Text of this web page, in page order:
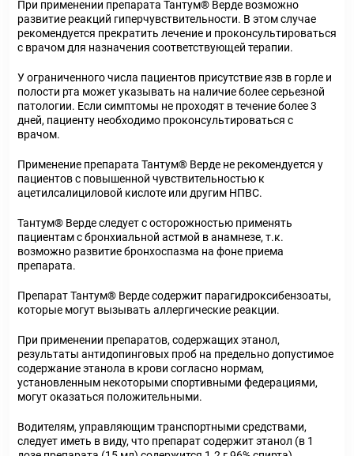
При применении препарата Тантум® Верде возможно
развитие реакций гиперчувствительности. В этом случае
рекомендуется прекратить лечение и проконсультироваться
с врачом для назначения соответствующей терапии.
У ограниченного числа пациентов присутствие язв в горле и
полости рта может указывать на наличие более серьезной
патологии. Если симптомы не проходят в течение более 3
дней, пациенту необходимо проконсультироваться с
врачом.
Применение препарата Тантум® Верде не рекомендуется у
пациентов с повышенной чувствительностью к
ацетилсалициловой кислоте или другим НПВС.
Тантум® Верде следует с осторожностью применять
пациентам с бронхиальной астмой в анамнезе, т.к.
возможно развитие бронхоспазма на фоне приема
препарата.
Препарат Тантум® Верде содержит парагидроксибензоаты,
которые могут вызывать аллергические реакции.
При применении препаратов, содержащих этанол,
результаты антидопинговых проб на предельно допустимое
содержание этанола в крови согласно нормам,
установленным некоторыми спортивными федерациями,
могут оказаться положительными.
Водителям, управляющим транспортными средствами,
следует иметь в виду, что препарат содержит этанол (в 1